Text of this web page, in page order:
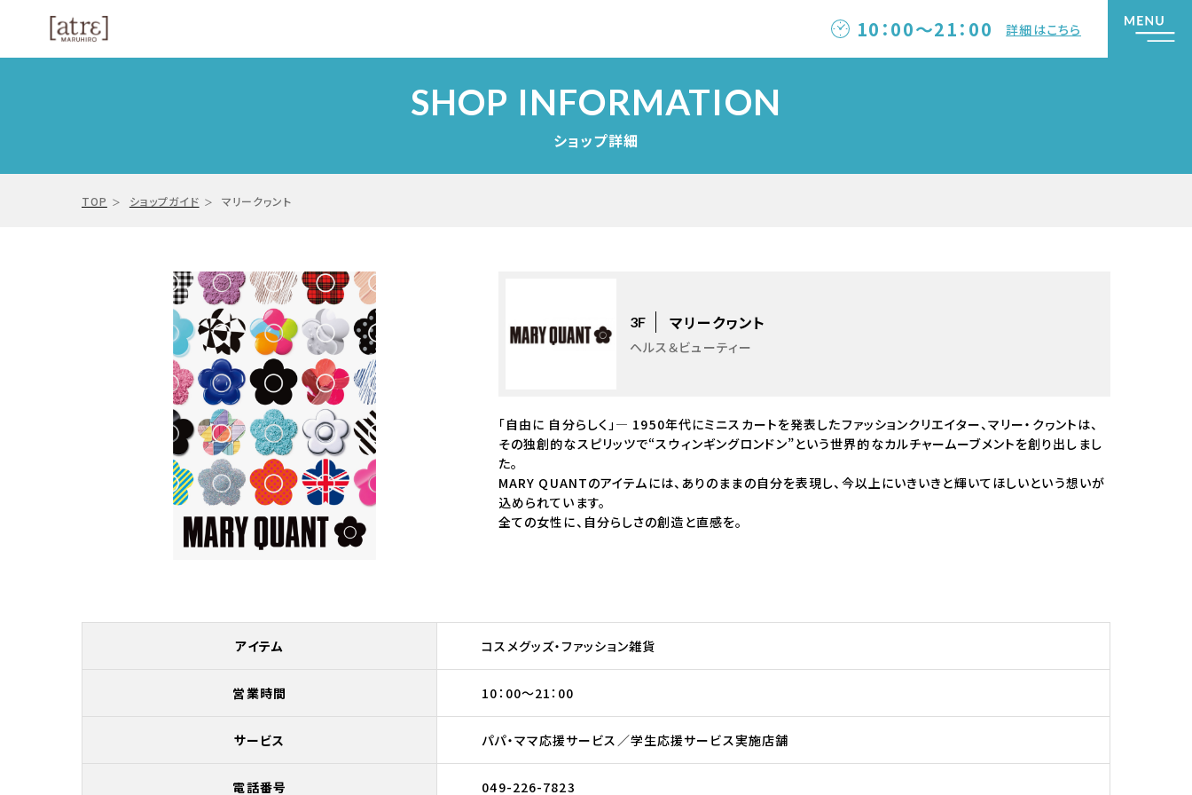
10：00～21：00 詳細はこちら
SHOP INFORMATION
ショップ詳細
TOP ショップガイド マリークヮント
3F マリークヮント
ヘルス＆ビューティー
「自由に 自分らしく」― 1950年代にミニスカートを発表したファッションクリエイター、マリー・クヮントは、
その独創的なスピリッツで“スウィンギングロンドン”という世界的なカルチャームーブメントを創り出しまし
た。
MARY QUANTのアイテムには、ありのままの自分を表現し、今以上にいきいきと輝いてほしいという想いが
込められています。
全ての女性に、自分らしさの創造と直感を。
アイテム コスメグッズ・ファッション雑貨
営業時間 10：00～21：00
サービス パパ・ママ応援サービス／学生応援サービス実施店舗
電話番号 049-226-7823